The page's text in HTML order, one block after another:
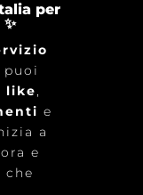
per
puoi
like,
e
a
e